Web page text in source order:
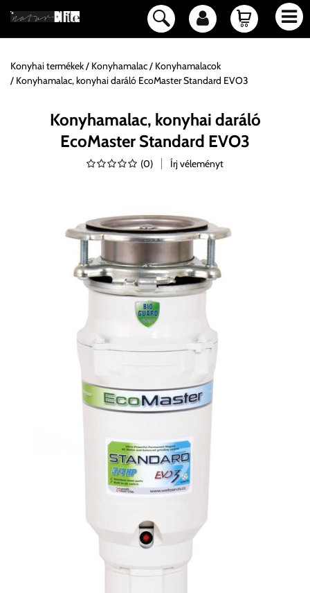
Konyhai termékek Konyhamalac
Konyhamalacok
Konyhamalac, konyhai daráló EcoMaster Standard EVO3
Konyhamalac, konyhai daráló
EcoMaster Standard EVO3
(0) Írj véleményt